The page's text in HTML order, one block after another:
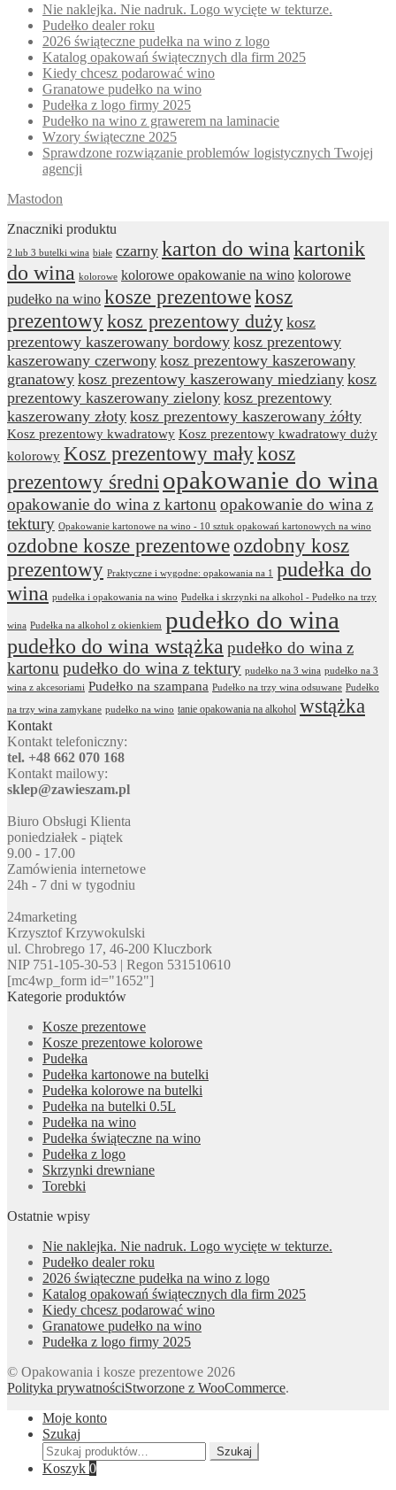
Nie naklejka. Nie nadruk. Logo wycięte w tekturze.
Pudełko dealer roku
2026 świąteczne pudełka na wino z logo
Katalog opakowań świątecznych dla firm 2025
Kiedy chcesz podarować wino
Granatowe pudełko na wino
Pudełka z logo firmy 2025
Pudełko na wino z grawerem na laminacie
Wzory świąteczne 2025
Sprawdzone rozwiązanie problemów logistycznych Twojej
agencji
Mastodon
Znaczniki produktu
2 lub 3 butelki wina białe czarny karton do wina kartonik
do wina kolorowe kolorowe opakowanie na wino kolorowe
pudełko na wino kosze prezentowekosz
prezentowykosz prezentowy duży kosz
prezentowy kaszerowany bordowy kosz prezentowy
kaszerowany czerwony kosz prezentowy kaszerowany
granatowy kosz prezentowy kaszerowany miedziany kosz
prezentowy kaszerowany zielony kosz prezentowy
kaszerowany złoty kosz prezentowy kaszerowany żółty
Kosz prezentowy kwadratowy Kosz prezentowy kwadratowy duży
kolorowy Kosz prezentowy małykosz
prezentowy średni opakowanie do wina
opakowanie do wina z kartonu opakowanie do wina z
tektury Opakowanie kartonowe na wino - 10 sztuk opakowań kartonowych na wino
ozdobne kosze prezentoweozdobny kosz
prezentowy Praktyczne i wygodne: opakowania na 1
pudełka do
wina pudełka i opakowania na wino Pudełka i skrzynki na alkohol - Pudełko na trzy
wina Pudełka na alkohol z okienkiem pudełko do wina
pudełko do wina wstążka pudełko do wina z
kartonu pudełko do wina z tektury pudełko na 3 wina pudełko na 3
wina z akcesoriami Pudełko na szampana Pudełko na trzy wina odsuwane Pudełko
na trzy wina zamykane pudełko na wino tanie opakowania na alkohol wstążka
Kontakt
Kontakt telefoniczny:
tel. +48 662 070 168
Kontakt mailowy:
sklep@zawieszam.pl
Biuro Obsługi Klienta
poniedziałek - piątek
9.00 - 17.00
Zamówienia internetowe
24h - 7 dni w tygodniu
24marketing
Krzysztof Krzywokulski
ul. Chrobrego 17, 46-200 Kluczbork
NIP 751-105-30-53 | Regon 531510610
[mc4wp_form id="1652"]
Kategorie produktów
Kosze prezentowe
Kosze prezentowe kolorowe
Pudełka
Pudełka kartonowe na butelki
Pudełka kolorowe na butelki
Pudełka na butelki 0.5L
Pudełka na wino
Pudełka świąteczne na wino
Pudełka z logo
Skrzynki drewniane
Torebki
Ostatnie wpisy
Nie naklejka. Nie nadruk. Logo wycięte w tekturze.
Pudełko dealer roku
2026 świąteczne pudełka na wino z logo
Katalog opakowań świątecznych dla firm 2025
Kiedy chcesz podarować wino
Granatowe pudełko na wino
Pudełka z logo firmy 2025
© Opakowania i kosze prezentowe 2026
Polityka prywatnościStworzone z WooCommerce.
Moje konto
Szukaj
Szukaj:
Szukaj
Koszyk 0